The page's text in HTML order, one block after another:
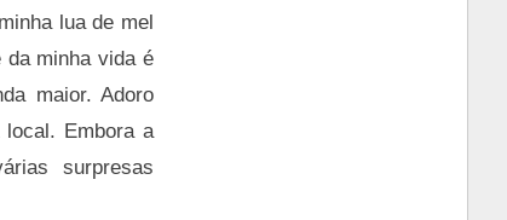
lua de mel
da minha vida é
maior. Adoro
Embora a
surpresas